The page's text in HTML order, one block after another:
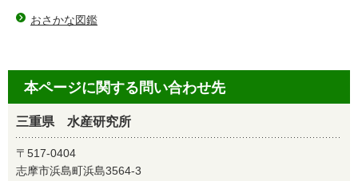
おさかな図鑑
本ページに関する問い合わせ先
三重県 水産研究所
〒517-0404
志摩市浜島町浜島3564-3